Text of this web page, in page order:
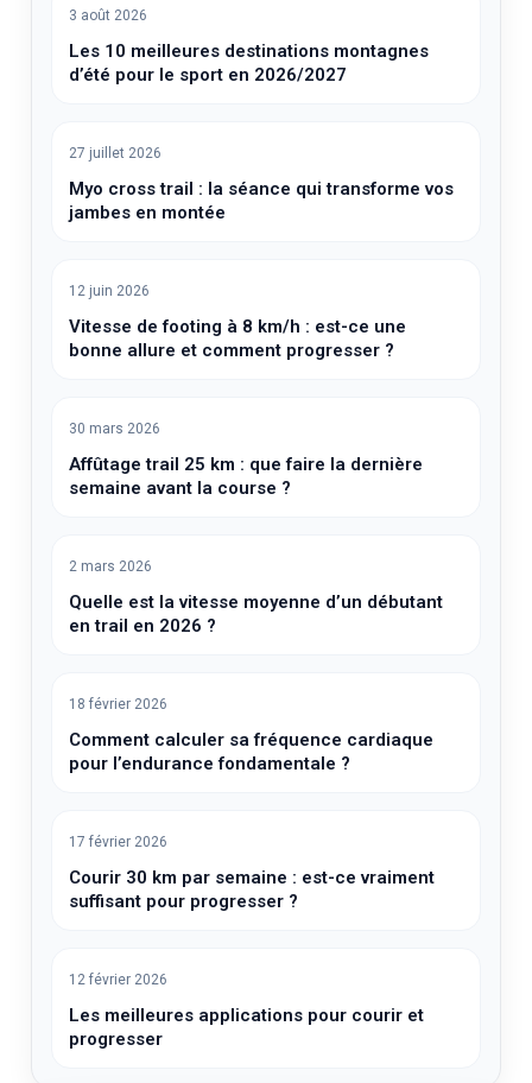
3 août 2026
Les 10 meilleures destinations montagnes
d’été pour le sport en 2026/2027
27 juillet 2026
Myo cross trail : la séance qui transforme vos
jambes en montée
12 juin 2026
Vitesse de footing à 8 km/h : est-ce une
bonne allure et comment progresser ?
30 mars 2026
Affûtage trail 25 km : que faire la dernière
semaine avant la course ?
2 mars 2026
Quelle est la vitesse moyenne d’un débutant
en trail en 2026 ?
18 février 2026
Comment calculer sa fréquence cardiaque
pour l’endurance fondamentale ?
17 février 2026
Courir 30 km par semaine : est-ce vraiment
suffisant pour progresser ?
12 février 2026
Les meilleures applications pour courir et
progresser